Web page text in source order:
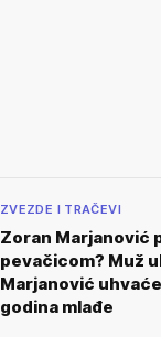
ZVEZDE I TRAČEVI
Zoran Marjanović
pevačicom? Muž
Marjanović
godina mlađe